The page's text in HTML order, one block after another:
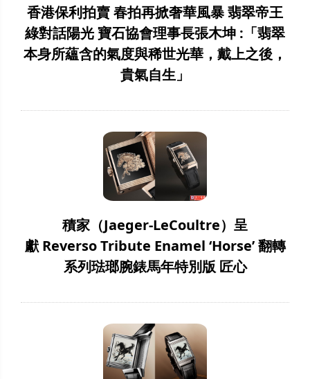
香港保利拍賣 春拍再掀奢華風暴 翡翠帝王
綠對話陽光 寶石協會理事長張木坤 :「翡翠
本身所蘊含的氣度與稀世光華，戴上之後，
貴氣自生」
積家（Jaeger-LeCoultre）呈
獻 Reverso Tribute Enamel ‘Horse’ 翻轉
系列琺瑯腕錶馬年特別版 匠心